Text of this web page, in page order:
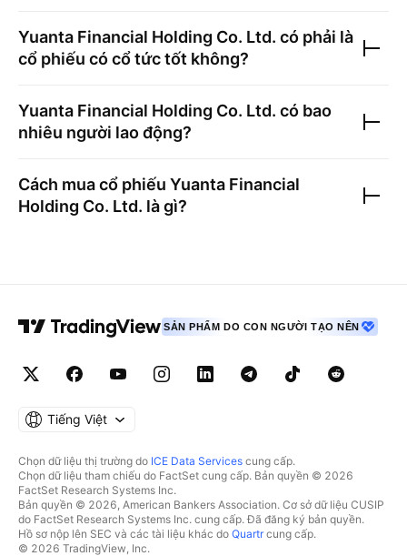
Yuanta Financial Holding Co. Ltd. có phải là
cổ phiếu có cổ tức tốt không?
Yuanta Financial Holding Co. Ltd. có bao
nhiêu người lao động?
Cách mua cổ phiếu Yuanta Financial
Holding Co. Ltd. là gì?
SẢN PHẨM DO CON NGƯỜI TẠO NÊN
Tiếng Việt
Chọn dữ liệu thị trường do ICE Data Services cung cấp.
Chọn dữ liệu tham chiếu do FactSet cung cấp. Bản quyền © 2026
FactSet Research Systems Inc.
Bản quyền © 2026, American Bankers Association. Cơ sở dữ liệu CUSIP
do FactSet Research Systems Inc. cung cấp. Đã đăng ký bản quyền.
Hồ sơ nộp lên SEC và các tài liệu khác do Quartrcung cấp.
© 2026 TradingView, Inc.